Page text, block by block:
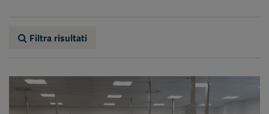
Filtra risultati